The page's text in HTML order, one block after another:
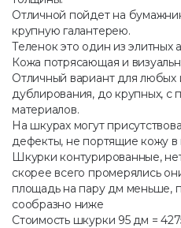
Отличной пойдет на
крупную галантерею.
Теленок это один из элитных
Кожа потрясающая и
Отличный вариант для любых
дублирования, до крупных,
материалов.
На шкурах могут
дефекты, не портящие кожу в
Шкурки контурированные,
скорее всего промерялись
площадь на пару дм меньше,
сообразно ниже
Стоимость шкурки 95 дм =